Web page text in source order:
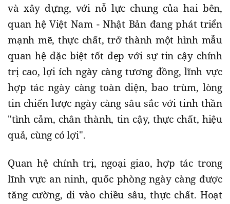
và xây dựng, với nỗ lực chung của hai bên,
quan hệ Việt Nam - Nhật Bản đang phát triển
mạnh mẽ, thực chất, trở thành một hình mẫu
quan hệ đặc biệt tốt đẹp với sự tin cậy chính
trị cao, lợi ích ngày càng tương đồng, lĩnh vực
hợp tác ngày càng toàn diện, bao trùm, lòng
tin chiến lược ngày càng sâu sắc với tinh thần
"tình cảm, chân thành, tin cậy, thực chất, hiệu
quả, cùng có lợi".
Quan hệ chính trị, ngoại giao, hợp tác trong
lĩnh vực an ninh, quốc phòng ngày càng được
tăng cường, đi vào chiều sâu, thực chất. Hoạt